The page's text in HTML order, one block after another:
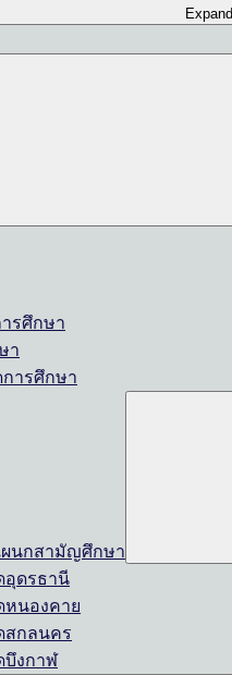
รศึกษา
า
ารศึกษา
นกสามัญศึกษา
อุดรธานี
หนองคาย
สกลนคร
บึงกาฬ